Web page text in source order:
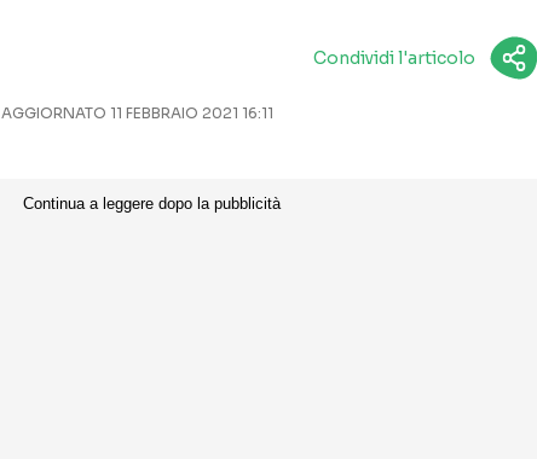
Condividi l'articolo
AGGIORNATO 11 FEBBRAIO 2021 16:11